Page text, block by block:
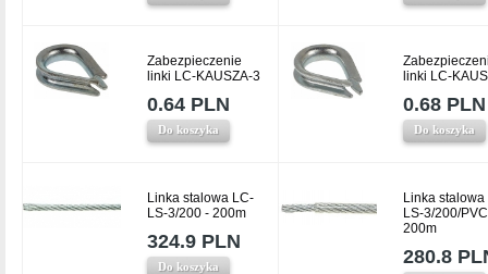
Zabezpieczenie
linki LC-KAUSZA-3
0.64 PLN
Do koszyka
linki LC-
0.68 PLN
Do koszyka
Linka stalowa LC-
LS-3/200 - 200m
324.9 PLN
Do koszyka
Linka stalowa
LS-3/200/
200m
280.8